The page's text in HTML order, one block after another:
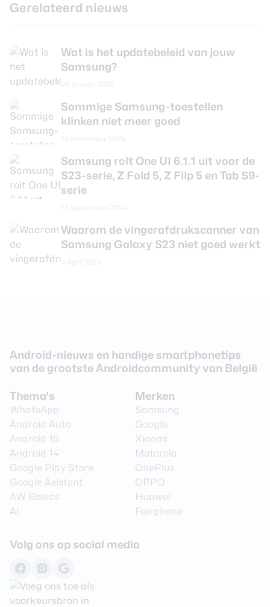
ARM 1x Cortex-X2 & 3x Cortex-A710 &
CPU-kernen Octa Core
CPU-snelheid 3.20 GHz
Interne opslag 256 GB
Uitbreidbaar geheugen
Camera achterkant
Aantal lenzen
megapixel
50 MP
Camera 1 - Optische zoom
Videoresolutie 3840 x 2160 (4K)
Video Framerate
Flitser
Flitstype Dual LED
Camera 2 - Type lens Groothoeklens
Camera 2 - Aantal
megapixel
12 MP
Camera 2 - Diafragma
Beeldstabilisatie
Nee
Camera 2 - Optische zoom
Camera 3 - Type lens
Gerelateerd nieuws
Wat is het updatebeleid van jouw
Samsung?
Sommige Samsung-toestellen
klinken niet meer goed
Samsung rolt One UI 6.1.1 uit voor de
S23-serie, Z Fold 5, Z Flip 5 en Tab S9-
serie
Waarom de vingerafdrukscanner van
Samsung Galaxy S23 niet goed werkt
Android-nieuws en handige smartphonetips
van de grootste Androidcommunity van België
Thema's
WhatsApp
Android Auto
Android 15
Android 14
Google Play Store
Google Asistent
AW Basics
AI
Merken
Samsung
Google
Xiaomi
Motorola
OnePlus
OPPO
Huawei
Fairphone
Volg ons op social media